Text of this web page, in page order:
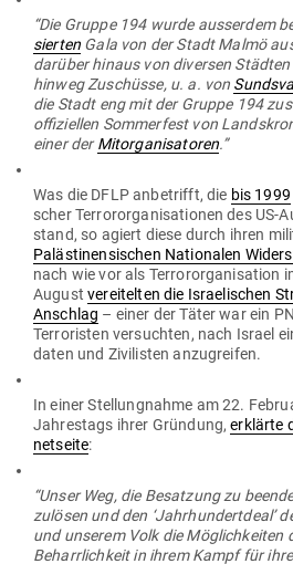
In einem Facebook-Beitrag vom 29.
Adak­tusson, schwe­di­sches Mit­glied
schen Volks­partei
EU solle die DFLP als ter­ro­ris­tische
schrieb wei­terhin, die Art und Weise,
Anti­se­mi­tismus umgehe, sei “ein
ermordet wurden”. (Die Bitte um
tei­se­kretärs der Links­parteiAron
Antwort.)
Laut einer kürzlich erfolgten
Links­partei – die Berichten zufolge
zahlen lan­desweit um 100 % und
glieder in Åmål um 300 % steigern
stützung von 10,1 % der
schen, anti­de­mo­kra­ti­schen Gruppe,
ver­boten sein sollte, Sitze im
den Stadt­räten des Landes gewinnen
se­mi­tismus und gewalt­be­reitem
werden müssen.